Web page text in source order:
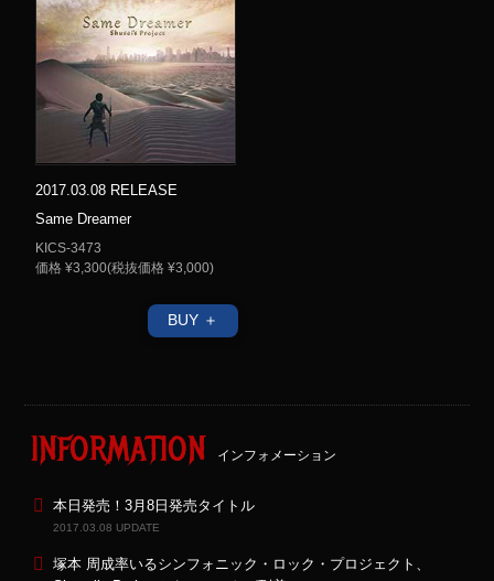
2017.03.08 RELEASE
Same Dreamer
KICS-3473
価格 ¥3,300(税抜価格 ¥3,000)
BUY ＋
INFORMATION インフォメーション
本日発売！3月8日発売タイトル
2017.03.08 UPDATE
塚本 周成率いるシンフォニック・ロック・プロジェクト、